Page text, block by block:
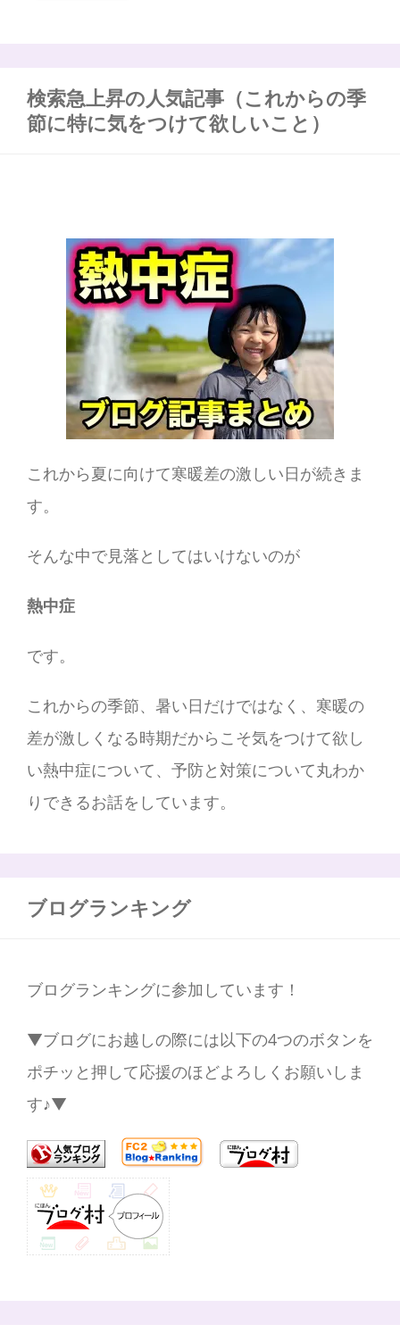
検索急上昇の人気記事（これからの季
節に特に気をつけて欲しいこと）
これから夏に向けて寒暖差の激しい日が続きま
す。
そんな中で見落としてはいけないのが
熱中症
です。
これからの季節、暑い日だけではなく、寒暖の
差が激しくなる時期だからこそ気をつけて欲し
い熱中症について、予防と対策について丸わか
りできるお話をしています。
ブログランキング
ブログランキングに参加しています！
▼ブログにお越しの際には以下の4つのボタンを
ポチッと押して応援のほどよろしくお願いしま
す♪▼